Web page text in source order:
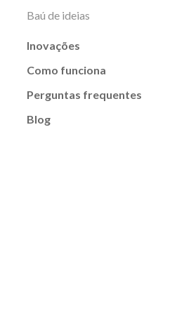
Baú de ideias
Inovações
Como funciona
Perguntas frequentes
Blog